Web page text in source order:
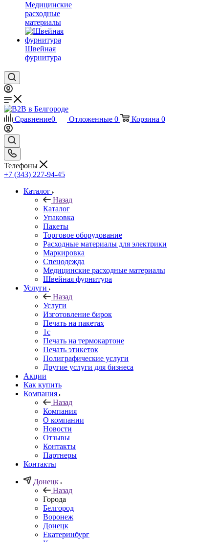
Медицинские
расходные
материалы
Швейная
фурнитура
Сравнение0 Отложенные 0 Корзина 0
Телефоны
+7 (343) 227-94-45
Каталог
Назад
Каталог
Упаковка
Пакеты
Торговое оборудование
Расходные материалы для электрики
Маркировка
Спецодежда
Медицинские расходные материалы
Швейная фурнитура
Услуги
Назад
Услуги
Изготовление бирок
Печать на пакетах
1c
Печать на термокартоне
Печать этикеток
Полиграфические услуги
Другие услуги для бизнеса
Акции
Как купить
Компания
Назад
Компания
О компании
Новости
Отзывы
Контакты
Партнеры
Контакты
Донецк
Назад
Города
Белгород
Воронеж
Донецк
Екатеринбург